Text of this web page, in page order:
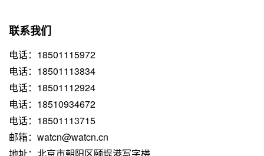
联系我们
电话：18501115972
电话：18501113834
电话：18501112924
电话：18510934672
电话：18501113715
邮箱：watcn@watcn.cn